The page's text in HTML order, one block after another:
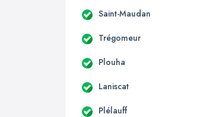
Saint-Maudan
Trégomeur
Plouha
Laniscat
Plélauff